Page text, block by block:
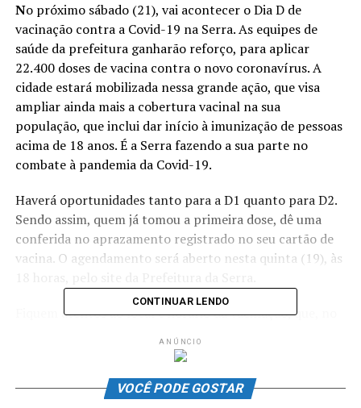
No próximo sábado (21), vai acontecer o Dia D de
vacinação contra a Covid-19 na Serra. As equipes de
saúde da prefeitura ganharão reforço, para aplicar
22.400 doses de vacina contra o novo coronavírus. A
cidade estará mobilizada nessa grande ação, que visa
ampliar ainda mais a cobertura vacinal na sua
população, que inclui dar início à imunização de pessoas
acima de 18 anos. É a Serra fazendo a sua parte no
combate à pandemia da Covid-19.
Haverá oportunidades tanto para a D1 quanto para D2.
Sendo assim, quem já tomou a primeira dose, dê uma
conferida no aprazamento registrado no seu cartão de
vacina. O agendamento será aberto nesta quinta (19), às
Fiquem atentos ao local e horário da vacinação, que, no
Multivix e no Hospital Materno Infantil, em Colina de
Portal de Jacaraípe.
CONTINUAR LENDO
ANÚNCIO
VOCÊ PODE GOSTAR